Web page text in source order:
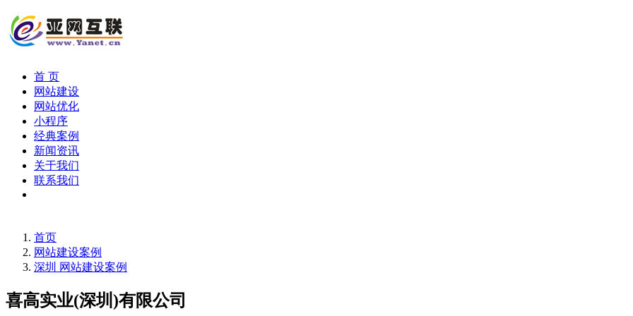
首 页
网站建设
网站优化
小程序
经典案例
新闻资讯
关于我们
联系我们
首页
网站建设案例
深圳 网站建设案例
喜高实业(深圳)有限公司